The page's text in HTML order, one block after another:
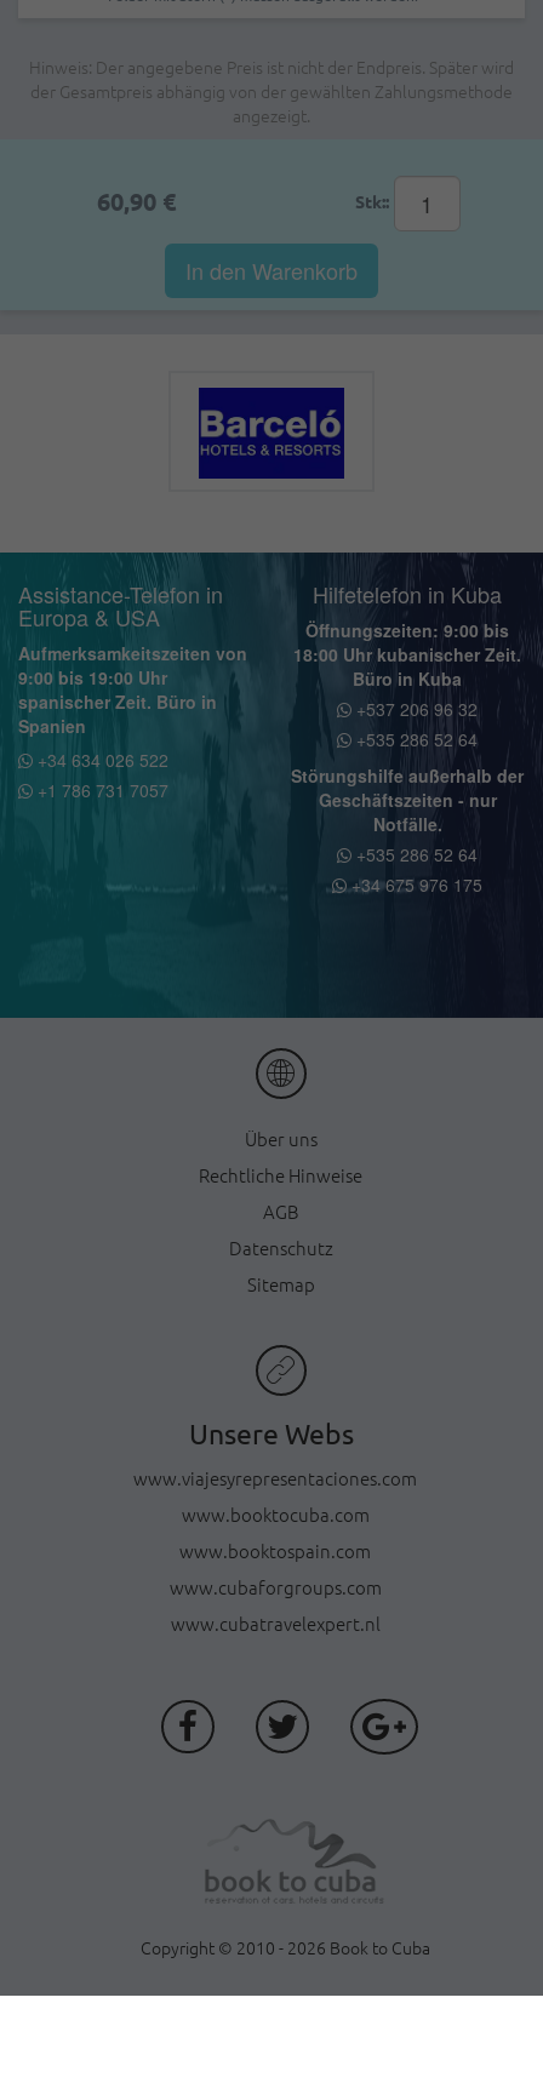
Hinweis: Der angegebene Preis ist nicht der Endpreis. Später wird
der Gesamtpreis abhängig von der gewählten Zahlungsmethode
angezeigt.
60,90 € Stk::
In den Warenkorb
Assistance-Telefon in
Europa & USA
Aufmerksamkeitszeiten von
9:00 bis 19:00 Uhr
spanischer Zeit. Büro in
Spanien
+34 634 026 522
+1 786 731 7057
Hilfetelefon in Kuba
Öffnungszeiten: 9:00 bis
18:00 Uhr kubanischer Zeit.
Büro in Kuba
+537 206 96 32
+535 286 52 64
Störungshilfe außerhalb der
Geschäftszeiten - nur
Notfälle.
+535 286 52 64
+34 675 976 175
Über uns
Rechtliche Hinweise
AGB
Datenschutz
Sitemap
Unsere Webs
www.viajesyrepresentaciones.com
www.booktocuba.com
www.booktospain.com
www.cubaforgroups.com
www.cubatravelexpert.nl
Copyright © 2010 - 2026 Book to Cuba